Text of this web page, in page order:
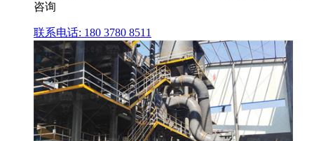
咨询
联系电话: 180 3780 8511